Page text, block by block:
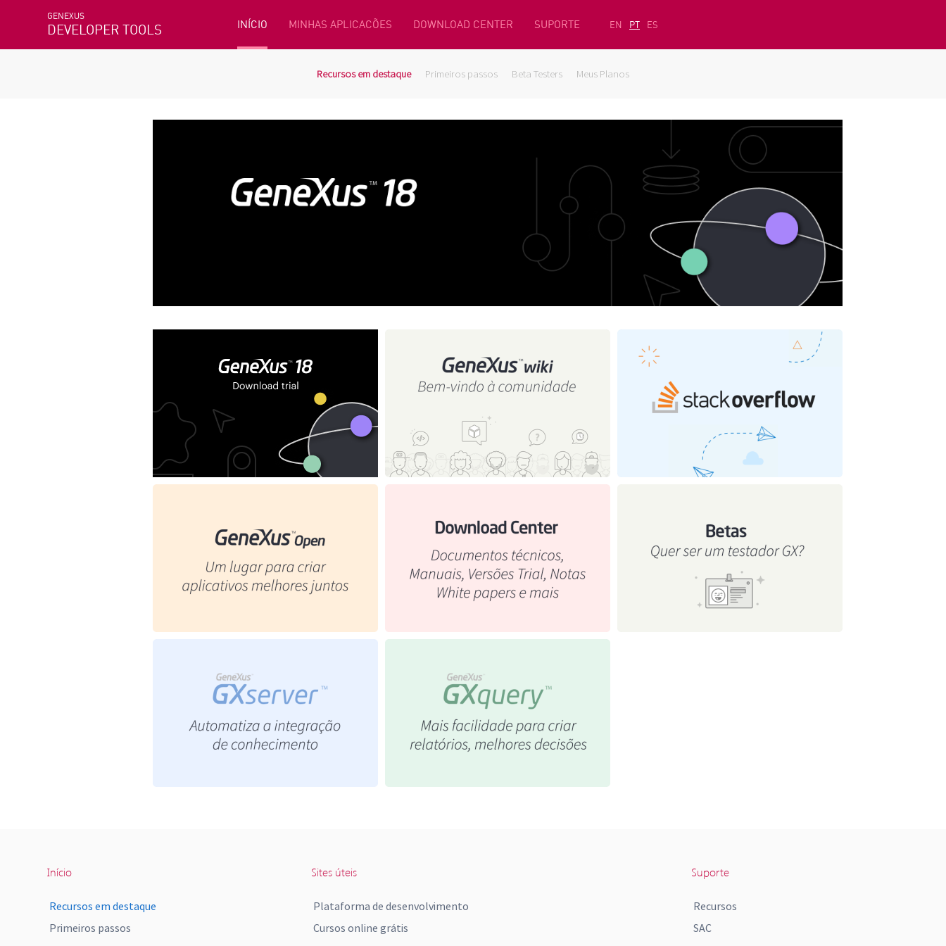
GENEXUS
DEVELOPER TOOLS INÍCIO MINHAS APLICACÕES DOWNLOAD CENTER SUPORTE EN PT ES
Recursos em destaque Primeiros passos Beta Testers Meus Planos
Início
Recursos em destaque
Primeiros passos
Sites úteis
Plataforma de desenvolvimento
Cursos online grátis
Suporte
Recursos
SAC